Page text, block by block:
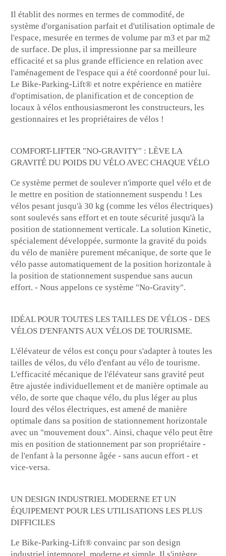
Il établit des normes en termes de commodité, de
système d'organisation parfait et d'utilisation optimale de
l'espace, mesurée en termes de volume par m3 et par m2
de surface. De plus, il impressionne par sa meilleure
efficacité et sa plus grande efficience en relation avec
l'aménagement de l'espace qui a été coordonné pour lui.
Le Bike-Parking-Lift® et notre expérience en matière
d'optimisation, de planification et de conception de
locaux à vélos enthousiasmeront les constructeurs, les
gestionnaires et les propriétaires de vélos !
COMFORT-LIFTER "NO-GRAVITY" : LÈVE LA
GRAVITÉ DU POIDS DU VÉLO AVEC CHAQUE VÉLO
Ce système permet de soulever n'importe quel vélo et de
le mettre en position de stationnement suspendu ! Les
vélos pesant jusqu'à 30 kg (comme les vélos électriques)
sont soulevés sans effort et en toute sécurité jusqu'à la
position de stationnement verticale. La solution Kinetic,
spécialement développée, surmonte la gravité du poids
du vélo de manière purement mécanique, de sorte que le
vélo passe automatiquement de la position horizontale à
la position de stationnement suspendue sans aucun
effort. - Nous appelons ce système "No-Gravity".
IDÉAL POUR TOUTES LES TAILLES DE VÉLOS - DES
VÉLOS D'ENFANTS AUX VÉLOS DE TOURISME.
L'élévateur de vélos est conçu pour s'adapter à toutes les
tailles de vélos, du vélo d'enfant au vélo de tourisme.
L'efficacité mécanique de l'élévateur sans gravité peut
être ajustée individuellement et de manière optimale au
vélo, de sorte que chaque vélo, du plus léger au plus
lourd des vélos électriques, est amené de manière
optimale dans sa position de stationnement horizontale
avec un "mouvement doux". Ainsi, chaque vélo peut être
mis en position de stationnement par son propriétaire -
de l'enfant à la personne âgée - sans aucun effort - et
vice-versa.
UN DESIGN INDUSTRIEL MODERNE ET UN
ÉQUIPEMENT POUR LES UTILISATIONS LES PLUS
DIFFICILES
Le Bike-Parking-Lift® convainc par son design